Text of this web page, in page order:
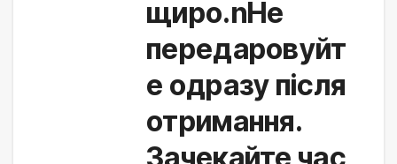
щиро.nНе
передаровуйт
е одразу після
отримання.